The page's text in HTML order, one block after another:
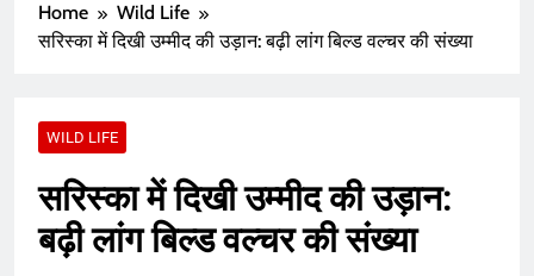
Home
Wild Life
सरिस्का में दिखी उम्मीद की उड़ान: बढ़ी लांग बिल्ड वल्चर की संख्या
WILD LIFE
सरिस्का में दिखी उम्मीद की उड़ान:
बढ़ी लांग बिल्ड वल्चर की संख्या